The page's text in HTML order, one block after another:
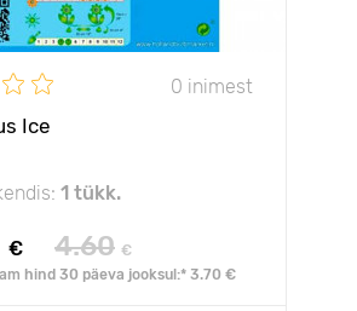
0 inimest
Ice
1 tükk.
€ 4.60 €
hind 30 päeva jooksul:* 3.70 €